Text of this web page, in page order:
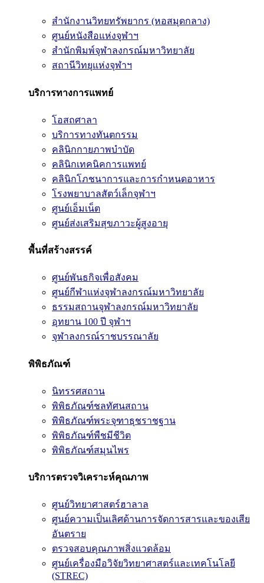
สำนักงานวิทยทรัพยากร (หอสมุดกลาง)
ศูนย์หนังสือแห่งจุฬาฯ
สำนักพิมพ์จุฬาลงกรณ์มหาวิทยาลัย
สถานีวิทยุแห่งจุฬาฯ
บริการทางการแพทย์
โอสถศาลา
บริการทางทันตกรรม
คลินิกกายภาพบำบัด
คลินิกเทคนิคการแพทย์
คลินิกโภชนาการและการกำหนดอาหาร
โรงพยาบาลสัตว์เล็กจุฬาฯ
ศูนย์เอ็มเน็ต
ศูนย์ส่งเสริมสุขภาวะผู้สูงอายุ
พื้นที่สร้างสรรค์
ศูนย์พันธกิจเพื่อสังคม
ศูนย์กีฬาแห่งจุฬาลงกรณ์มหาวิทยาลัย
ธรรมสถานจุฬาลงกรณ์มหาวิทยาลัย
อุทยาน 100 ปี จุฬาฯ
จุฬาลงกรณ์ราชบรรณาลัย
พิพิธภัณฑ์
นิทรรศสถาน
พิพิธภัณฑ์ชลทัศนสถาน
พิพิธภัณฑ์พระจุฑาธุชราชฐาน
พิพิธภัณฑ์พืชมีชีวิต
พิพิธภัณฑ์สมุนไพร
บริการตรวจวิเคราะห์คุณภาพ
ศูนย์วิทยาศาสตร์ฮาลาล
ศูนย์ความเป็นเลิศด้านการจัดการสารและของเสีย
อันตราย
ตรวจสอบคุณภาพสิ่งแวดล้อม
ศูนย์เครื่องมือวิจัยวิทยาศาสตร์และเทคโนโลยี
(STREC)